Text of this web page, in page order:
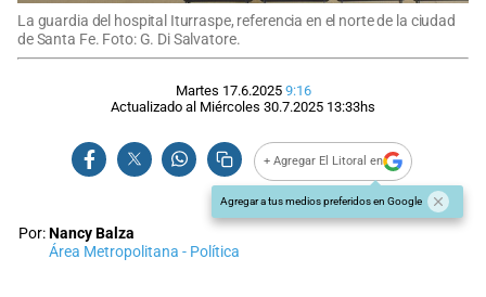
La guardia del hospital Iturraspe, referencia en el norte de la ciudad
de Santa Fe. Foto: G. Di Salvatore.
Martes 17.6.2025 9:16
Actualizado al Miércoles 30.7.2025 13:33hs
+ Agregar El Litoral en
Agregar a tus medios preferidos en Google
Por:Nancy Balza
Área Metropolitana - Política